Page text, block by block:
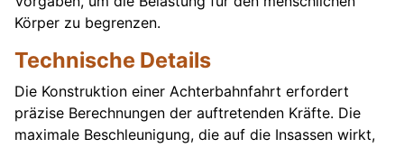
Körper zu begrenzen.
Technische Details
Die Konstruktion einer Achterbahnfahrt erfordert
präzise Berechnungen der auftretenden Kräfte. Die
maximale Beschleunigung, die auf die Insassen wirkt,